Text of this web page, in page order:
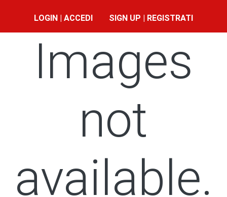
LOGIN | ACCEDI SIGN UP | REGISTRATI
Images
not
available.